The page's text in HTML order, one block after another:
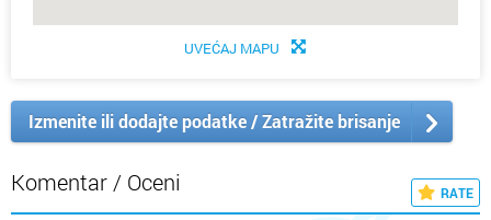
UVEĆAJ MAPU
Izmenite ili dodajte podatke / Zatražite brisanje
Komentar / Oceni RATE